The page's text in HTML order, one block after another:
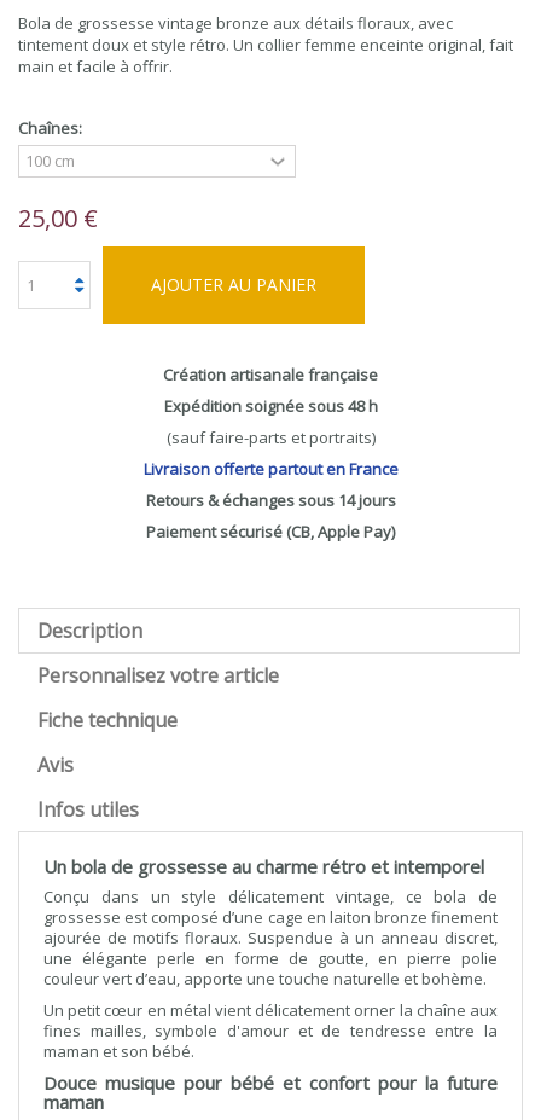
Bola de grossesse vintage bronze aux détails floraux, avec
tintement doux et style rétro. Un collier femme enceinte original, fait
main et facile à offrir.
Chaînes:
25,00 €
AJOUTER AU PANIER
Création artisanale française
Expédition soignée sous 48 h
(sauf faire-parts et portraits)
Livraison offerte partout en France
Retours & échanges sous 14 jours
Paiement sécurisé (CB, Apple Pay)
Description
Personnalisez votre article
Fiche technique
Avis
Infos utiles
Un bola de grossesse au charme rétro et intemporel
Conçu dans un style délicatement vintage, ce bola de
grossesse est composé d’une cage en laiton bronze finement
ajourée de motifs floraux. Suspendue à un anneau discret,
une élégante perle en forme de goutte, en pierre polie
couleur vert d’eau, apporte une touche naturelle et bohème.
Un petit cœur en métal vient délicatement orner la chaîne aux
fines mailles, symbole d'amour et de tendresse entre la
maman et son bébé.
Douce musique pour bébé et confort pour la future
maman